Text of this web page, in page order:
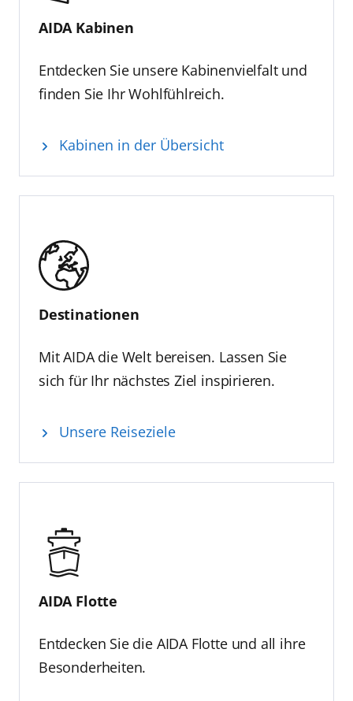
Wetterbedingungen
Pools
schickere Outfits für
für Frühling und Herbst
Strandutensilien
AIDA Kabinen
Entdecken Sie unsere Kabinenvielfalt und
finden Sie Ihr Wohlfühlreich.
Kabinen in der Übersicht
Destinationen
Mit AIDA die Welt bereisen. Lassen Sie
sich für Ihr nächstes Ziel inspirieren.
Unsere Reiseziele
AIDA Flotte
Entdecken Sie die AIDA Flotte und all ihre
Besonderheiten.